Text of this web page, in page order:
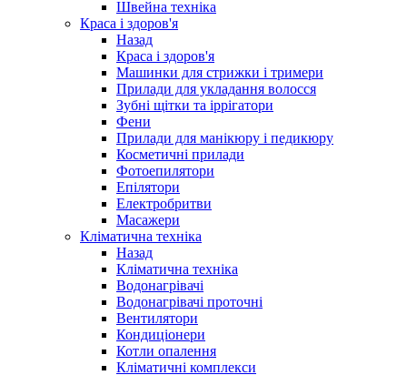
Швейна техніка
Краса і здоров'я
Назад
Краса і здоров'я
Машинки для стрижки і тримери
Прилади для укладання волосся
Зубні щітки та іррігатори
Фени
Прилади для манікюру і педикюру
Косметичні прилади
Фотоепилятори
Епілятори
Електробритви
Масажери
Кліматична техніка
Назад
Кліматична техніка
Водонагрівачі
Водонагрівачі проточні
Вентилятори
Кондиціонери
Котли опалення
Кліматичні комплекси